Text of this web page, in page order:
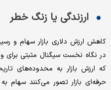
ارزندگی یا زنگ خطر
در نگاه نخست سیگنال مثبتی برای
که ارزش بازار به محدوده‌های
حرفه‌ای بازار تصور می‌کنند